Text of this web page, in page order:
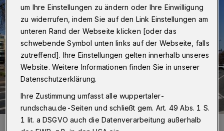
Der Doppeldeckerbus unterwegs vor der Historischen Stadthalle.
um Ihre Einstellungen zu ändern oder Ihre Einwilligung
zu widerrufen, indem Sie auf den Link Einstellungen am
unteren Rand der Webseite klicken [oder das
schwebende Symbol unten links auf der Webseite, falls
zutreffend]. Ihre Einstellungen gelten innerhalb unseres
Website. Weitere Informationen finden Sie in unserer
Datenschutzerklärung.
Ihre Zustimmung umfasst alle wuppertaler-
rundschau.de-Seiten und schließt gem. Art. 49 Abs. 1 S.
1 lit. a DSGVO auch die Datenverarbeitung außerhalb